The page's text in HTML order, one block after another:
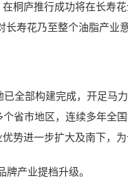
桐庐推行成功将在长寿
寿花乃至整个油脂产业意
部构建完成，开足马
省市地区，连续多年全
势进一步扩大及南下，
产业提档升级。